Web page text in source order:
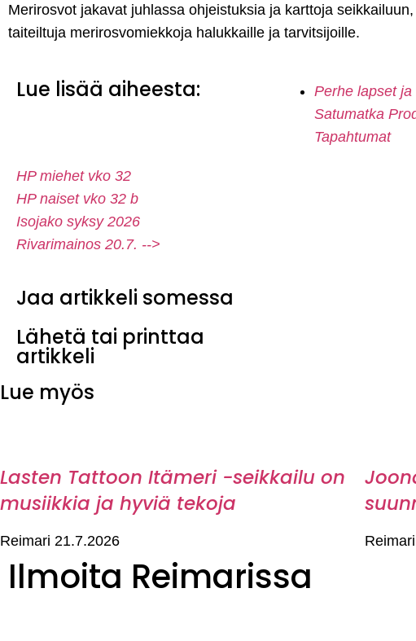
Merirosvot jakavat juhlassa ohjeistuksia ja karttoja
taiteiltuja merirosvomiekkoja halukkaille ja tarvitsijoille.
Lue lisää aiheesta: Perhe lapset ja
Satumatka
Tapahtumat
HP miehet vko 32
HP naiset vko 32 b
Isojako syksy 2026
Rivarimainos 20.7. -->
Jaa artikkeli somessa
Lähetä tai printtaa
artikkeli
Lue myös
Lasten Tattoon Itämeri -seikkailu on
musiikkia ja hyviä tekoja
Reimari 21.7.2026 Reimari
Ilmoita Reimarissa